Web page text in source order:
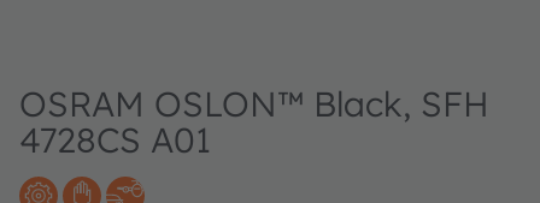
OSRAM OSLON™ Black, SFH
4728CS A01